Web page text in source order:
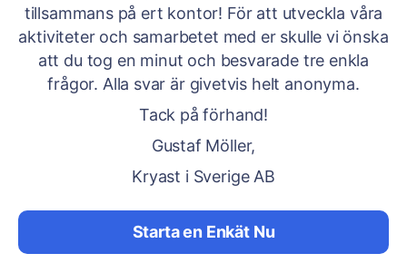
tillsammans på ert kontor! För att utveckla våra
aktiviteter och samarbetet med er skulle vi önska
att du tog en minut och besvarade tre enkla
frågor. Alla svar är givetvis helt anonyma.
Tack på förhand!
Gustaf Möller,
Kryast i Sverige AB
Starta en Enkät Nu